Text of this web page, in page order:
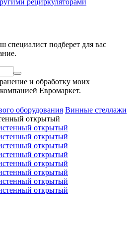
рециркуляторами
специалист подберет для вас
и обработку моих
Евромаркет.
оборудования Винные стеллажи
открытый